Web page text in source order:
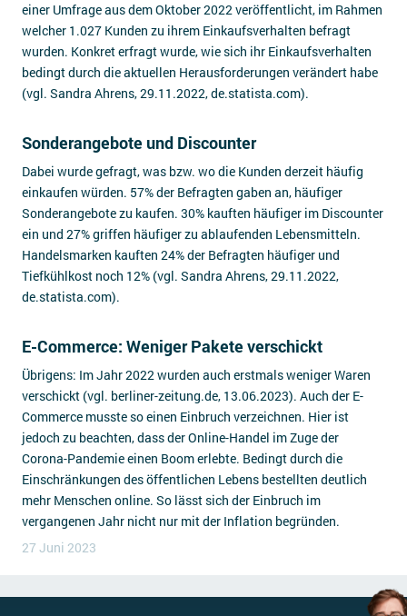
einer Umfrage aus dem Oktober 2022 veröffentlicht, im Rahmen
welcher 1.027 Kunden zu ihrem Einkaufsverhalten befragt
wurden. Konkret erfragt wurde, wie sich ihr Einkaufsverhalten
bedingt durch die aktuellen Herausforderungen verändert habe
(vgl. Sandra Ahrens, 29.11.2022, de.statista.com).
Sonderangebote und Discounter
Dabei wurde gefragt, was bzw. wo die Kunden derzeit häufig
einkaufen würden. 57% der Befragten gaben an, häufiger
Sonderangebote zu kaufen. 30% kauften häufiger im Discounter
ein und 27% griffen häufiger zu ablaufenden Lebensmitteln.
Handelsmarken kauften 24% der Befragten häufiger und
Tiefkühlkost noch 12% (vgl. Sandra Ahrens, 29.11.2022,
de.statista.com).
E-Commerce: Weniger Pakete verschickt
Übrigens: Im Jahr 2022 wurden auch erstmals weniger Waren
verschickt (vgl. berliner-zeitung.de, 13.06.2023). Auch der E-
Commerce musste so einen Einbruch verzeichnen. Hier ist
jedoch zu beachten, dass der Online-Handel im Zuge der
Corona-Pandemie einen Boom erlebte. Bedingt durch die
Einschränkungen des öffentlichen Lebens bestellten deutlich
mehr Menschen online. So lässt sich der Einbruch im
vergangenen Jahr nicht nur mit der Inflation begründen.
27 Juni 2023